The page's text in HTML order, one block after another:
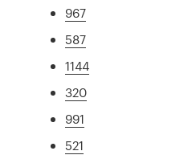
967
587
1144
320
991
521